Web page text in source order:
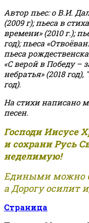
Автор пьес: о В.И.
(2009 г); пьеса в
времени» (2010 г.);
год); пьеса
пьеса
«С верой в Победу –
небратья» (2018
год).
На стихи написано
песен.
Господи Иисусе
и сохрани Русь
неделимую!
Едиными можно
а Дорогу осилит
Страница